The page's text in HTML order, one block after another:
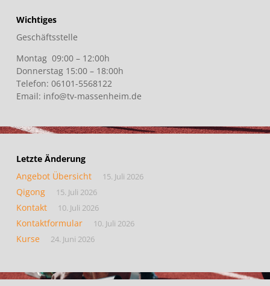
Wichtiges
Geschäftsstelle
Montag 09:00 – 12:00h
Donnerstag 15:00 – 18:00h
Telefon: 06101-5568122
Email: info@tv-massenheim.de
Letzte Änderung
Angebot Übersicht
15. Juli 2026
Qigong 15. Juli 2026
Kontakt 10. Juli 2026
Kontaktformular 10. Juli 2026
Kurse 24. Juni 2026